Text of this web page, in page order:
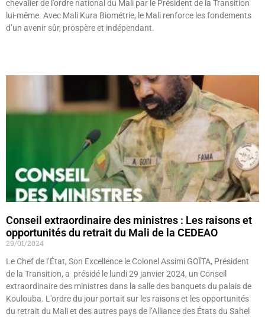
chevalier de l’ordre national du Mali par le Président de la Transition
lui-même. Avec Mali Kura Biométrie, le Mali renforce les fondements
d’un avenir sûr, prospère et indépendant.
Conseil extraordinaire des ministres : Les raisons et
opportunités du retrait du Mali de la CEDEAO
29/01/2024
Le Chef de l’État, Son Excellence le Colonel Assimi GOÏTA, Président
de la Transition, a présidé le lundi 29 janvier 2024, un Conseil
extraordinaire des ministres dans la salle des banquets du palais de
Koulouba. L’ordre du jour portait sur les raisons et les opportunités
du retrait du Mali et des autres pays de l’Alliance des États du Sahel